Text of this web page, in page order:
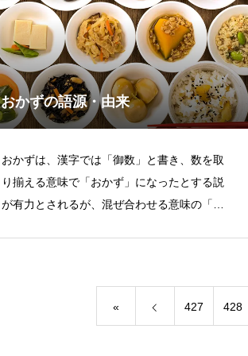
おかずの語源・由来
おかずは、漢字では「御数」と書き、数を取
り揃える意味で「おかず」になったとする説
が有力とされるが、混ぜ合わせる意味の「糅
« 427 428